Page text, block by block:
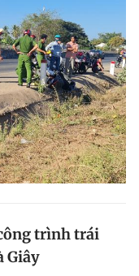
cáo
404
Chính sách bảo
trình trái
Giây